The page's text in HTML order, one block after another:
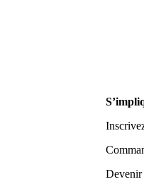
Devenir